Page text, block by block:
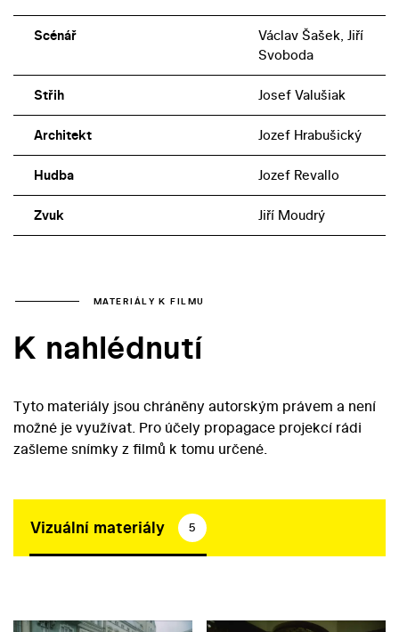
Scénář
Václav Šašek, Jiří
Svoboda
Střih Josef Valušiak
Architekt Jozef Hrabušický
Hudba Jozef Revallo
Zvuk Jiří Moudrý
MATERIÁLY K FILMU
K nahlédnutí
Tyto materiály jsou chráněny autorským právem a není
možné je využívat. Pro účely propagace projekcí rádi
zašleme snímky z filmů k tomu určené.
Vizuální materiály 5